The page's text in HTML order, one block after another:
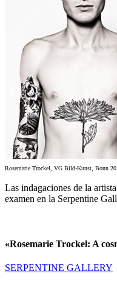
Rosemarie Trockel, VG Bild-Kunst, Bonn
Las indagaciones de la
examen en la Serpentine
«Rosemarie Trockel: A
SERPENTINE GALLERY